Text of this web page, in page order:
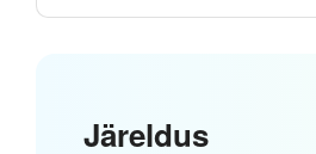
Järeldus